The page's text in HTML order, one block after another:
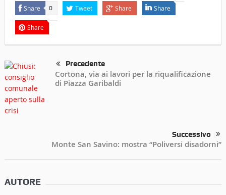
Share 0 Tweet Share Share
Share
Precedente
Cortona, via ai lavori per la riqualificazione
di Piazza Garibaldi
Successivo
Monte San Savino: mostra “Poliversi disadorni”
AUTORE